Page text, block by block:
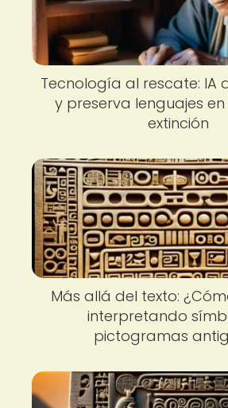
Tecnología al rescate: IA
y preserva lenguajes
extinción
Más allá del texto:
interpretando
pictogramas